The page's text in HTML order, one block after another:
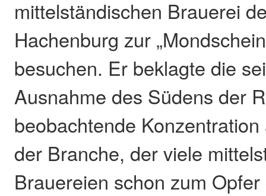
mittelständischen Brauerei
Hachenburg zur
besuchen. Er beklagte die
Ausnahme des Südens der
beobachtende
der Branche, der viele
Brauereien schon zum